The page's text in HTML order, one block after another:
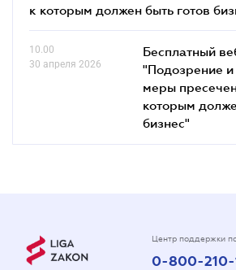
к которым должен быть готов
10.00
30 апреля 2026
Бесплатный
"Подозрение
меры
которым
бизнес"
Центр поддержки
0-800-210-